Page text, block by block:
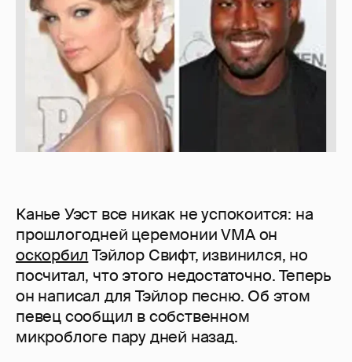
Канье Уэст все никак не успокоится: на
прошлогодней церемонии VMA он
оскорбил Тэйлор Свифт, извинился, но
посчитал, что этого недостаточно. Теперь
он написал для Тэйлор песню. Об этом
певец сообщил в собственном
микроблоге пару дней назад.